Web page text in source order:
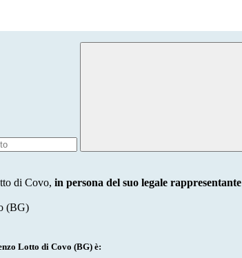
di Covo, in persona del suo legale rappresentante
(BG)
Lotto di Covo (BG) è: